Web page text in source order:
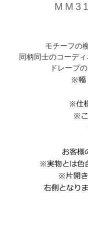
モチーフの
同柄同士のコーデ
ドレープ